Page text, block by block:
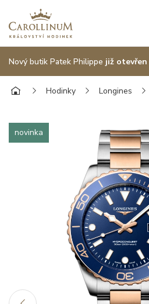
Nový butik Patek Philippe již otevřen
Hodinky Longines
novinka